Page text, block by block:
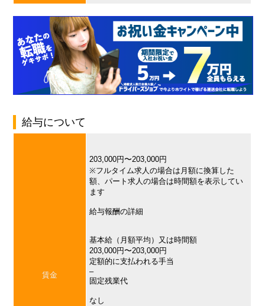
給与について
賃金
203,000円〜203,000円
※フルタイム求人の場合は月額に換算した
額、パート求人の場合は時間額を表示してい
ます
給与報酬の詳細
基本給（月額平均）又は時間額
203,000円〜203,000円
定額的に支払われる手当
–
固定残業代
なし